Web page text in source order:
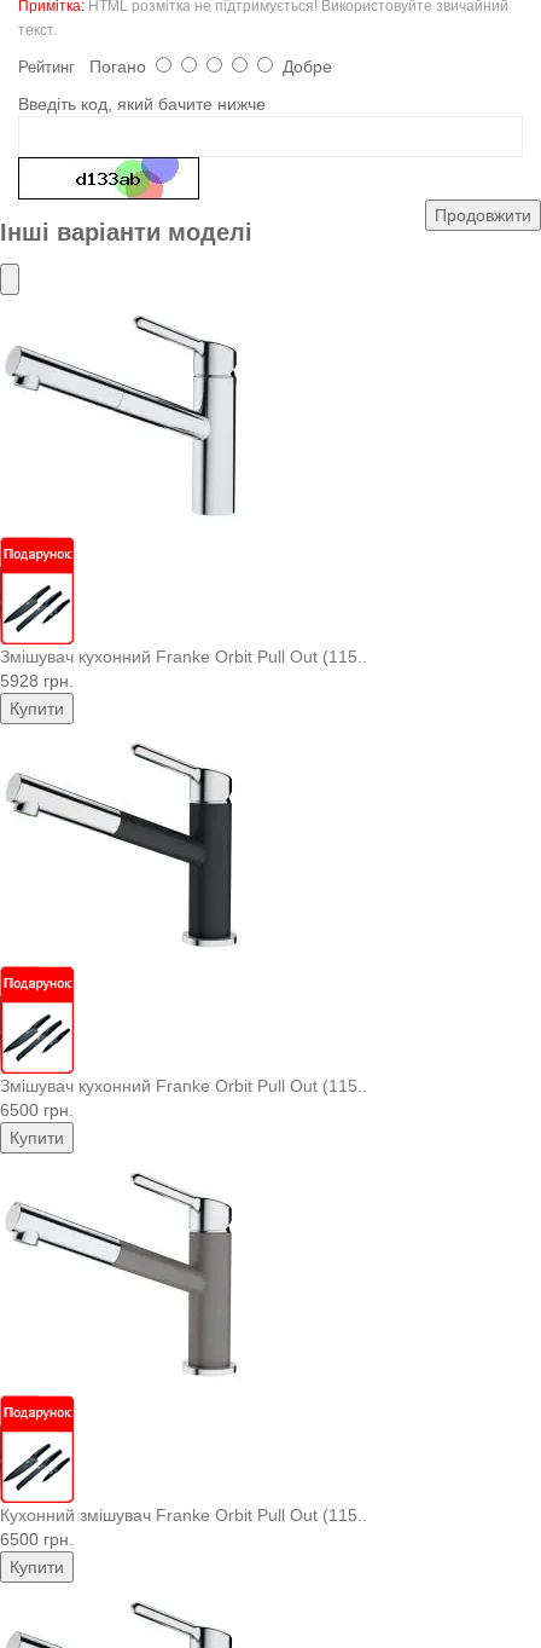
Примітка: HTML розмітка не підтримується! Використовуйте звичайний
текст.
Рейтинг Погано
Добре
Введіть код, який бачите нижче
Продовжити
Інші варіанти моделі
Змішувач кухонний Franke Orbit Pull Out (115..
5928 грн.
Купити
Змішувач кухонний Franke Orbit Pull Out (115..
6500 грн.
Купити
Кухонний змішувач Franke Orbit Pull Out (115..
6500 грн.
Купити